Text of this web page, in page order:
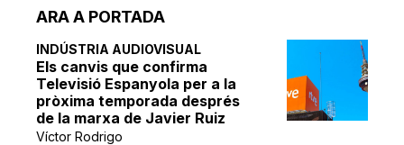
ARA A PORTADA
INDÚSTRIA AUDIOVISUAL
Els canvis que confirma
Televisió Espanyola per a la
pròxima temporada després
de la marxa de Javier Ruiz
Víctor Rodrigo